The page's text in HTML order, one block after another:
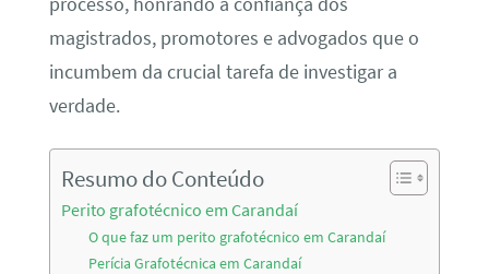
magistrados, promotores e advogados que o
incumbem da crucial tarefa de investigar a
verdade.
Resumo do Conteúdo
Perito grafotécnico em Carandaí
O que faz um perito grafotécnico em Carandaí
Perícia Grafotécnica em Carandaí